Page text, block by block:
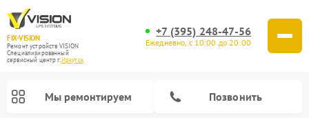
FIX-VISION
Ремонт устройств VISION
Специализированный
cервисный центр г.Иркутск
+7 (395) 248-47-56
Ежедневно, с 10:00 до 20:00
Мы ремонтируем Позвонить